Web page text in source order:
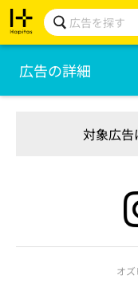
広告の詳細
対象広告
オ